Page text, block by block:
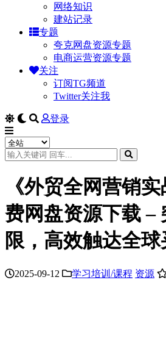
网络知识
建站记录
专题
夸克网盘资源专题
电商运营资源专题
关注
订阅TG频道
Twitter关注我
登录
《外贸全网营销
费网盘资源下载 –
限，高效触达全球
2025-09-12 学习培训/课程 资源